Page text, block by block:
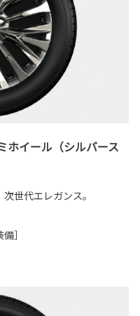
イール（シルバース
世代エレガンス。
］